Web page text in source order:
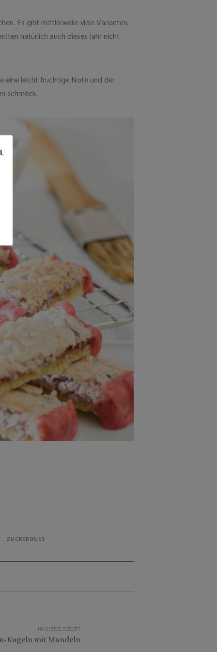
Es gibt mittlerweile viele Varianten,
natürlich auch dieses Jahr nicht
eine leicht fruchtige Note und der
schmeck.
ZUCKERGUSS
NÄCHSTES REZEPT
Kugeln mit Mandeln